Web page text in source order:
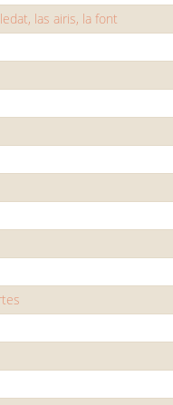
las airis, la font